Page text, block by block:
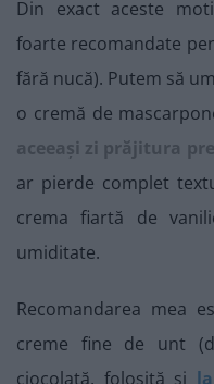
Din exact aceste
foarte recomandate
fără nucă). Putem să
o cremă de
aceeași zi prăjitura
ar pierde complet
crema fiartă de
umiditate.
Recomandarea mea
creme fine de unt
ciocolată, folosită și